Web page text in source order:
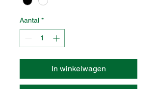
Aantal *
In winkelwagen